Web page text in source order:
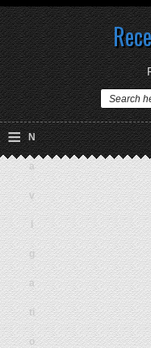
≡ N
a
v
i
g
a
ti
o